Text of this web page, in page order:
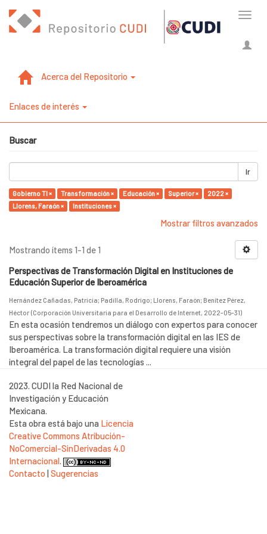
Acerca del Repositorio
Enlaces de interés
Buscar
Ir
Gobierno TI × Transformación × Educación × Superior ×
2022 ×
Llorens, Faraón ×
Instituciones ×
Mostrar filtros avanzados
Mostrando ítems 1-1 de 1
Perspectivas de Transformación Digital en Instituciones de
Educación Superior de Iberoamérica
Hernández Cañadas, Patricia; Padilla, Rodrigo; Llorens, Faraón; Benítez Pérez,
Héctor (Corporación Universitaria para el Desarrollo de Internet, 2022-05-31)
En esta ocasión tendremos un diálogo con expertos para conocer
sus perspectivas sobre la transformación digital en las IES de
Iberoamérica. La transformación digital requiere una visión
integral del papel de las tecnologías ...
2023. CUDI la Red Nacional de
Investigación y Educación
Mexicana.
Esta obra está bajo una Licencia
Creative Commons Atribución-
NoComercial-SinDerivadas 4.0
Internacional.
Contacto |Sugerencias